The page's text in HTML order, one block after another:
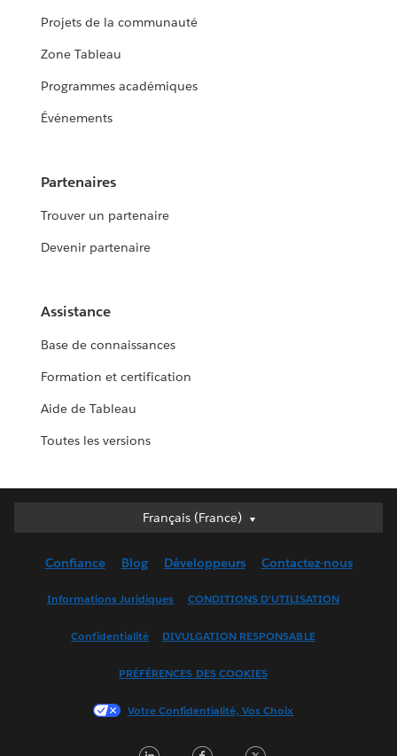
Projets de la communauté
Zone Tableau
Programmes académiques
Événements
Partenaires
Trouver un partenaire
Devenir partenaire
Assistance
Base de connaissances
Formation et certification
Aide de Tableau
Toutes les versions
Français (France)
Français (France)
English (UK)
Français (Canada)
한국어
Confiance Blog Développeurs Contactez-nous
Informations Juridiques CONDITIONS D'UTILISATION
Confidentialité DIVULGATION RESPONSABLE
PRÉFÉRENCES DES COOKIES
Votre Confidentialité, Vos Choix